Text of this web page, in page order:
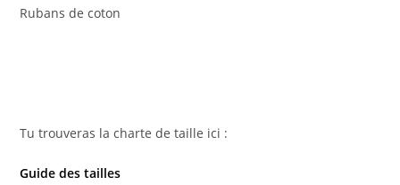
Rubans de coton
Tu trouveras la charte de taille ici :
Guide des tailles